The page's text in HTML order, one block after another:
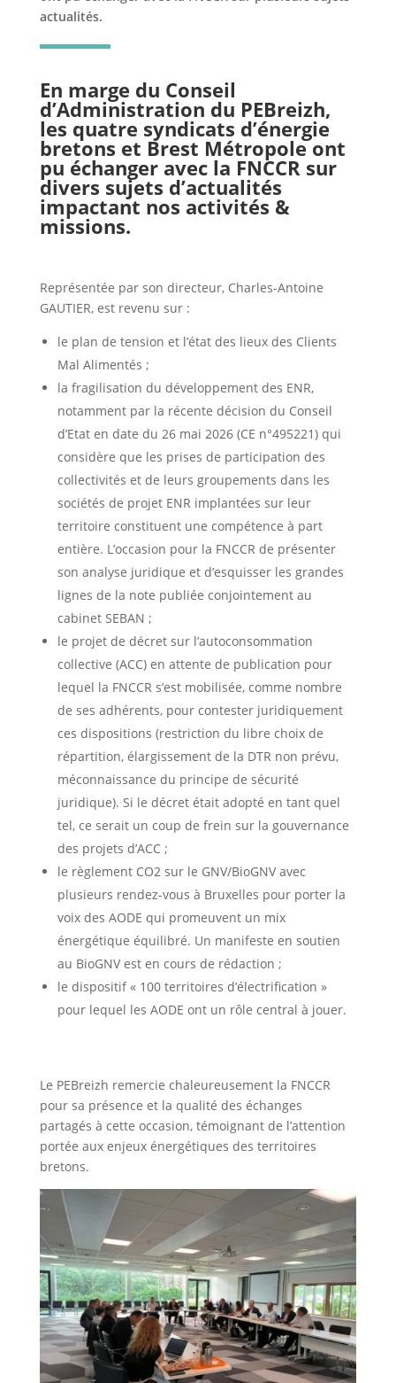
actualités.
En marge du Conseil
d’Administration du PEBreizh,
les quatre syndicats d’énergie
bretons et Brest Métropole ont
pu échanger avec la FNCCR sur
divers sujets d’actualités
impactant nos activités &
missions.
Représentée par son directeur, Charles-Antoine
GAUTIER, est revenu sur :
le plan de tension et l’état des lieux des Clients
Mal Alimentés ;
la fragilisation du développement des ENR,
notamment par la récente décision du Conseil
d’Etat en date du 26 mai 2026 (CE n°495221) qui
considère que les prises de participation des
collectivités et de leurs groupements dans les
sociétés de projet ENR implantées sur leur
territoire constituent une compétence à part
entière. L’occasion pour la FNCCR de présenter
son analyse juridique et d’esquisser les grandes
lignes de la note publiée conjointement au
cabinet SEBAN ;
le projet de décret sur l’autoconsommation
collective (ACC) en attente de publication pour
lequel la FNCCR s’est mobilisée, comme nombre
de ses adhérents, pour contester juridiquement
ces dispositions (restriction du libre choix de
répartition, élargissement de la DTR non prévu,
méconnaissance du principe de sécurité
juridique). Si le décret était adopté en tant quel
tel, ce serait un coup de frein sur la gouvernance
des projets d’ACC ;
le règlement CO2 sur le GNV/BioGNV avec
plusieurs rendez-vous à Bruxelles pour porter la
voix des AODE qui promeuvent un mix
énergétique équilibré. Un manifeste en soutien
au BioGNV est en cours de rédaction ;
le dispositif « 100 territoires d’électrification »
pour lequel les AODE ont un rôle central à jouer.
Le PEBreizh remercie chaleureusement la FNCCR
pour sa présence et la qualité des échanges
partagés à cette occasion, témoignant de l’attention
portée aux enjeux énergétiques des territoires
bretons.